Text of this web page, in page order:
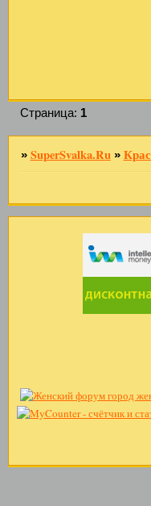
Страница: 1
» SuperSvalka.Ru »